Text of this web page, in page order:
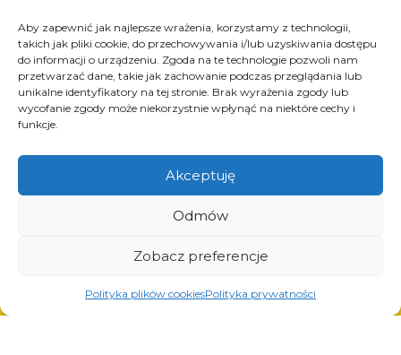
Aby zapewnić jak najlepsze wrażenia, korzystamy z technologii,
takich jak pliki cookie, do przechowywania i/lub uzyskiwania dostępu
do informacji o urządzeniu. Zgoda na te technologie pozwoli nam
przetwarzać dane, takie jak zachowanie podczas przeglądania lub
unikalne identyfikatory na tej stronie. Brak wyrażenia zgody lub
wycofanie zgody może niekorzystnie wpłynąć na niektóre cechy i
funkcje.
Akceptuję
Odmów
Zobacz preferencje
Polityka plików cookiesPolityka prywatności
Soluzioni per l’industria petrolifera e del gas
Soluzioni per il trasporto e la logistica
Soluzioni per l’industria automobilistica
Taglio laser
Verniciatura a polvere